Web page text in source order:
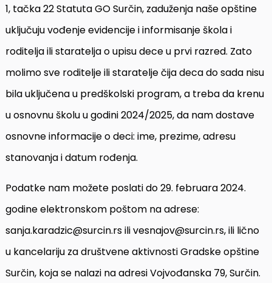
1, tačka 22 Statuta GO Surčin, zaduženja naše opštine
uključuju vođenje evidencije i informisanje škola i
roditelja ili staratelja o upisu dece u prvi razred. Zato
molimo sve roditelje ili staratelje čija deca do sada nisu
bila uključena u predškolski program, a treba da krenu
u osnovnu školu u godini 2024/2025, da nam dostave
osnovne informacije o deci: ime, prezime, adresu
stanovanja i datum rođenja.
Podatke nam možete poslati do 29. februara 2024.
godine elektronskom poštom na adrese:
sanja.karadzic@surcin.rs ili vesnajov@surcin.rs, ili lično
u kancelariju za društvene aktivnosti Gradske opštine
Surčin, koja se nalazi na adresi Vojvođanska 79, Surčin.